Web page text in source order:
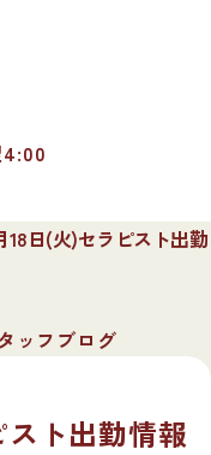
4:00
18日(火)セラピスト出勤
ッフブログ
ト出勤情報